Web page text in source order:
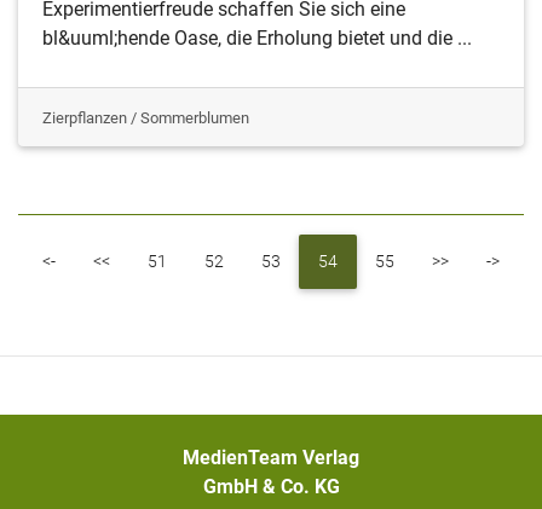
Experimentierfreude schaffen Sie sich eine
bl&uuml;hende Oase, die Erholung bietet und die ...
Zierpflanzen / Sommerblumen
<-First <<Previous
51 52 53 54 55 >>Next ->Last
MedienTeam Verlag
GmbH & Co. KG